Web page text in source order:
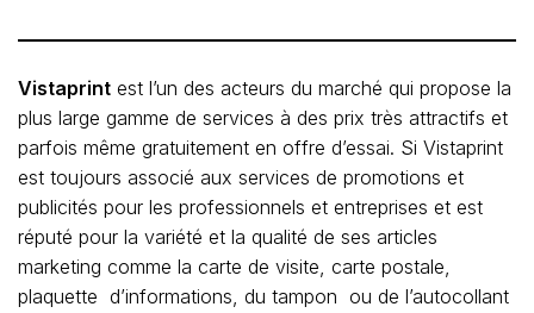
Vistaprint est l’un des acteurs du marché qui propose la
plus large gamme de services à des prix très attractifs et
parfois même gratuitement en offre d’essai. Si Vistaprint
est toujours associé aux services de promotions et
publicités pour les professionnels et entreprises et est
réputé pour la variété et la qualité de ses articles
marketing comme la carte de visite, carte postale,
plaquette d’informations, du tampon ou de l’autocollant